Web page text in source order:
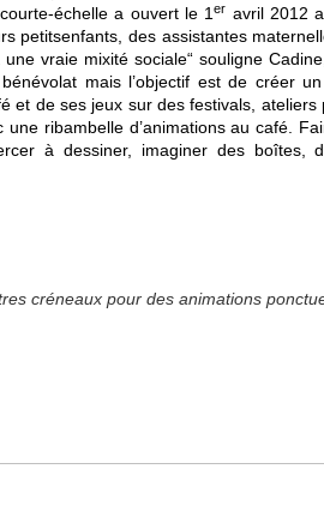
échelle a ouvert le 1er avril 2012
petitsenfants, des assistantes
vraie mixité sociale“ souligne
mais l’objectif est de créer
et de ses jeux sur des festivals,
ribambelle d’animations au café.
à dessiner, imaginer des boîtes,
créneaux pour des animations